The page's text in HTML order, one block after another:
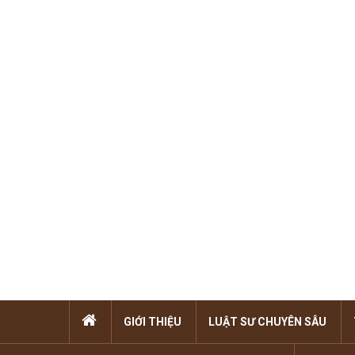
GIỚI THIỆU LUẬT SƯ CHUYÊN SÂU